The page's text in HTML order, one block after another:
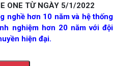
ONE TỪ NGÀY 5/1/2022
nghề hơn 10 năm và hệ thống
nghiệm hơn 20 năm với đội
hiện đại.